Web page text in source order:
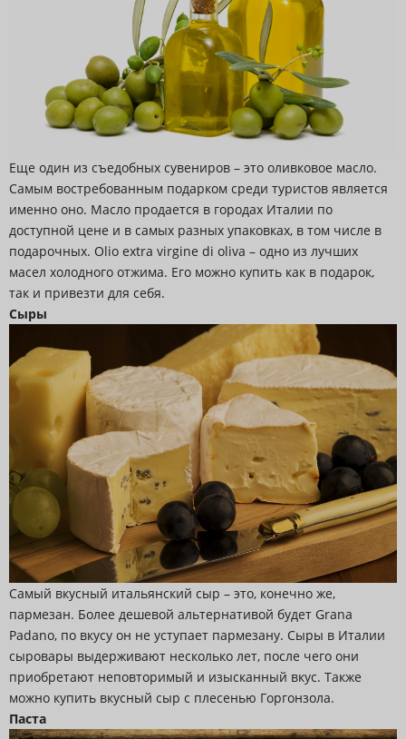
Еще один из съедобных сувениров – это оливковое масло.
Самым востребованным подарком среди туристов является
именно оно. Масло продается в городах Италии по
доступной цене и в самых разных упаковках, в том числе в
подарочных. Olio extra virgine di oliva – одно из лучших
масел холодного отжима. Его можно купить как в подарок,
так и привезти для себя.
Сыры
Самый вкусный итальянский сыр – это, конечно же,
пармезан. Более дешевой альтернативой будет Grana
Padano, по вкусу он не уступает пармезану. Сыры в Италии
сыровары выдерживают несколько лет, после чего они
приобретают неповторимый и изысканный вкус. Также
можно купить вкусный сыр с плесенью Горгонзола.
Паста